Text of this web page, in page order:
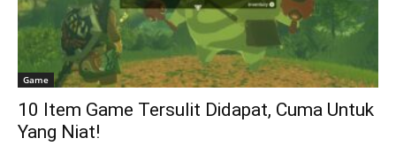
Game
10 Item Game Tersulit Didapat, Cuma Untuk
Yang Niat!